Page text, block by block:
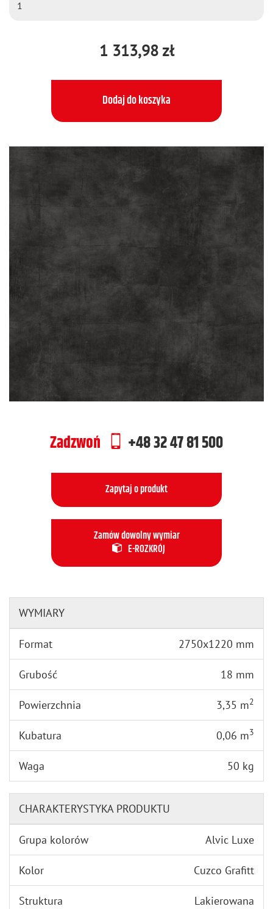
1 313,98 zł
Dodaj do koszyka
Zadzwoń +48 32 47 81 500
Zapytaj o produkt
Zamów dowolny wymiar
E-ROZKRÓJ
WYMIARY
Format 2750x1220 mm
Grubość 18 mm
Powierzchnia 3,35 m2
Kubatura 0,06 m3
Waga 50 kg
CHARAKTERYSTYKA PRODUKTU
Grupa kolorów Alvic Luxe
Kolor Cuzco Grafitt
Struktura Lakierowana